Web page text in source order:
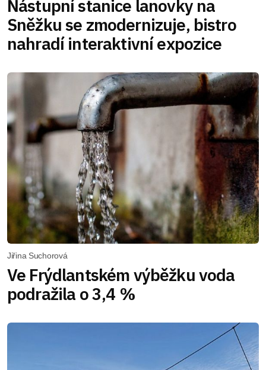
Nástupní stanice lanovky na
Sněžku se zmodernizuje, bistro
nahradí interaktivní expozice
Jiřina Suchorová
Ve Frýdlantském výběžku voda
podražila o 3,4 %